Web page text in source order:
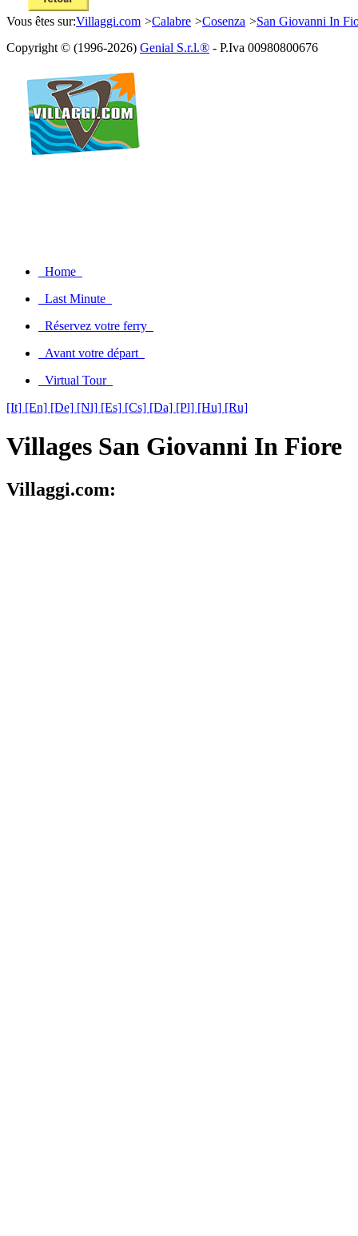
Vous êtes sur:Villaggi.com >Calabre >Cosenza >San Giovanni In
Copyright © (1996-2026) Genial S.r.l.® - P.Iva 00980800676
Home
Last Minute
Réservez votre ferry
Avant votre départ
Virtual Tour
[It] [En] [De] [Nl] [Es] [Cs] [Da] [Pl] [Hu] [Ru]
Villages San Giovanni In Fiore
Villaggi.com: